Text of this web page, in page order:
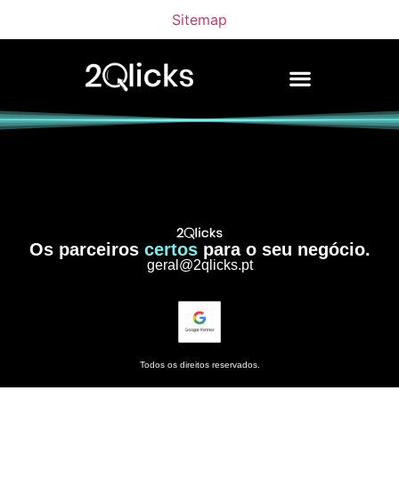
Sitemap
Os parceiros certospara o seu negócio.
geral@2qlicks.pt
Todos os direitos reservados.